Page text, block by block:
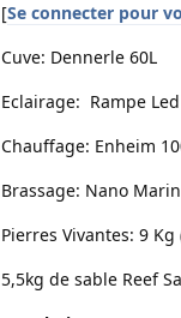
[Se connecter pour
Cuve: Dennerle 60L
Eclairage: Rampe
Chauffage: Enheim
Brassage: Nano
Pierres Vivantes: 9
5,5kg de sable Reef